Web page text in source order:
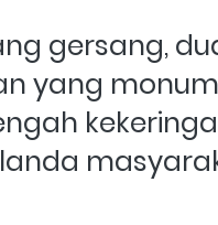
gersang,
yang